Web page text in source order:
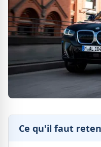
Ce qu'il faut